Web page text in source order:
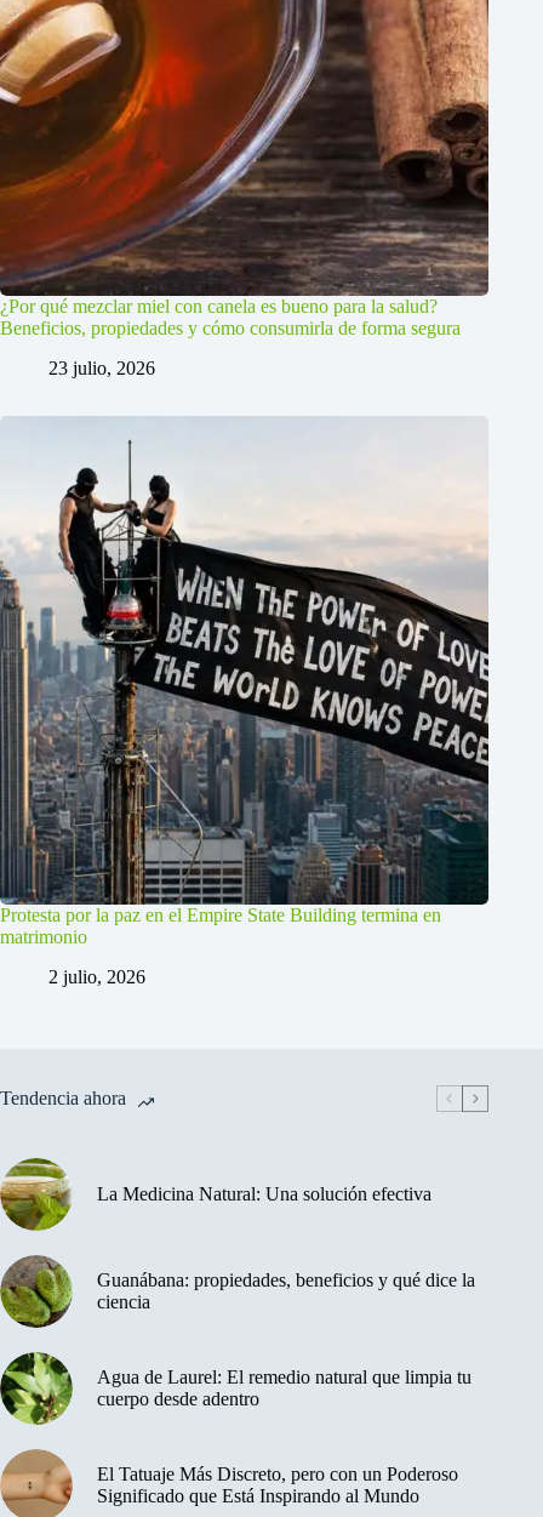
¿Por qué mezclar miel con canela es bueno para la salud?
Beneficios, propiedades y cómo consumirla de forma segura
23 julio, 2026
Protesta por la paz en el Empire State Building termina en
matrimonio
2 julio, 2026
Tendencia ahora
La Medicina Natural: Una solución efectiva
Guanábana: propiedades, beneficios y qué dice la
ciencia
Agua de Laurel: El remedio natural que limpia tu
cuerpo desde adentro
El Tatuaje Más Discreto, pero con un Poderoso
Significado que Está Inspirando al Mundo